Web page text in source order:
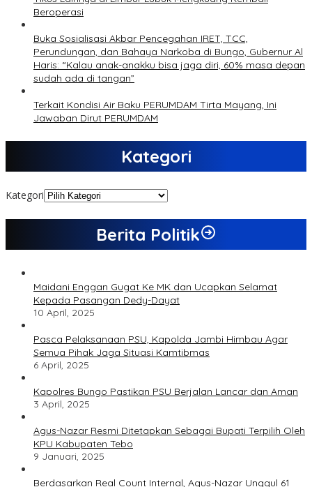
Beroperasi
Buka Sosialisasi Akbar Pencegahan IRET, TCC,
Perundungan, dan Bahaya Narkoba di Bungo, Gubernur Al
Haris: “Kalau anak-anakku bisa jaga diri, 60% masa depan
sudah ada di tangan”
Terkait Kondisi Air Baku PERUMDAM Tirta Mayang, Ini
Jawaban Dirut PERUMDAM
Kategori
Kategori
Berita Politik
Maidani Enggan Gugat Ke MK dan Ucapkan Selamat
Kepada Pasangan Dedy-Dayat
10 April, 2025
Pasca Pelaksanaan PSU, Kapolda Jambi Himbau Agar
Semua Pihak Jaga Situasi Kamtibmas
6 April, 2025
Kapolres Bungo Pastikan PSU Berjalan Lancar dan Aman
3 April, 2025
Agus-Nazar Resmi Ditetapkan Sebagai Bupati Terpilih Oleh
KPU Kabupaten Tebo
9 Januari, 2025
Berdasarkan Real Count Internal, Agus-Nazar Unggul 61